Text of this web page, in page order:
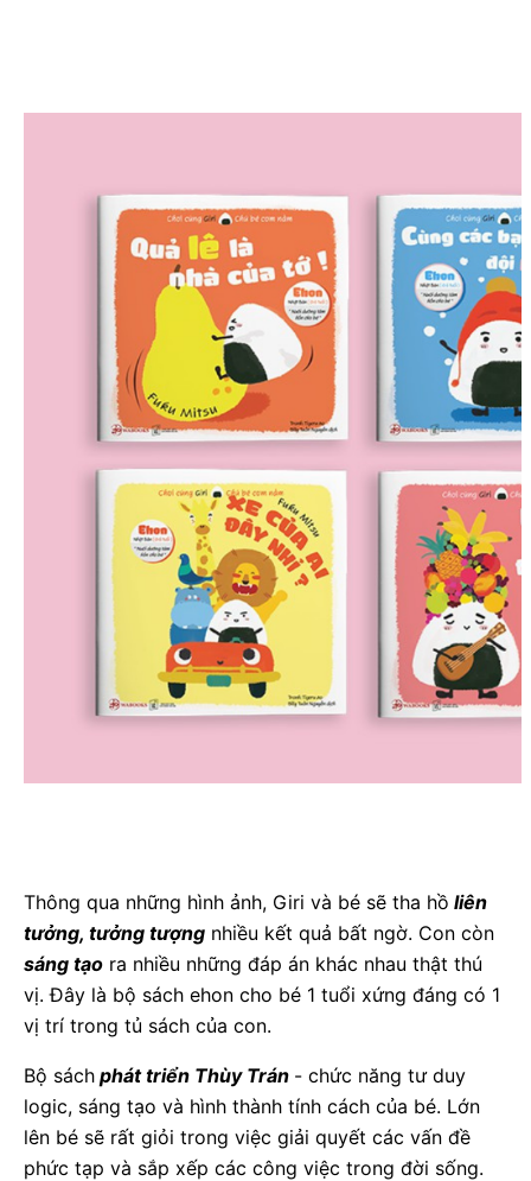
Thông qua những hình ảnh, Giri và bé sẽ tha hồ liên
tưởng, tưởng tượng nhiều kết quả bất ngờ. Con còn
sáng tạo ra nhiều những đáp án khác nhau thật thú
vị. Đây là bộ sách ehon cho bé 1 tuổi xứng đáng có 1
vị trí trong tủ sách của con.
Bộ sách phát triển Thùy Trán - chức năng tư duy
logic, sáng tạo và hình thành tính cách của bé. Lớn
lên bé sẽ rất giỏi trong việc giải quyết các vấn đề
phức tạp và sắp xếp các công việc trong đời sống.